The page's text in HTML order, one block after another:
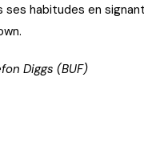
ses habitudes en
Diggs (BUF)